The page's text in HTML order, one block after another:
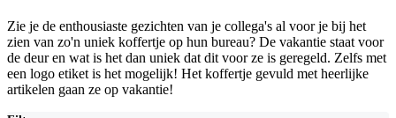
Zie je de enthousiaste gezichten van je collega's al voor je bij het
zien van zo'n uniek koffertje op hun bureau? De vakantie staat voor
de deur en wat is het dan uniek dat dit voor ze is geregeld. Zelfs met
een logo etiket is het mogelijk! Het koffertje gevuld met heerlijke
artikelen gaan ze op vakantie!